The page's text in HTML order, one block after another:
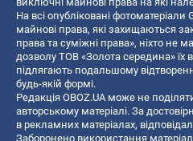
На всі опубліковані
майнові права, які захищаються
права та суміжні права», ніхто не
дозволу ТОВ «Золота середина» їх
підлягають подальшому
будь-якій формі.
Редакція OBOZ.UA може не
авторському матеріалі. За
в рекламних матеріалах,
Заборонено використання